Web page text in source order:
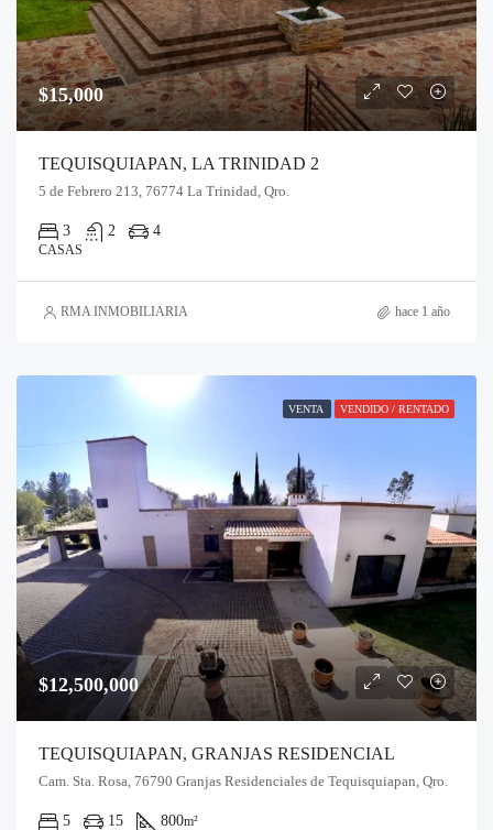
$15,000
TEQUISQUIAPAN, LA TRINIDAD 2
5 de Febrero 213, 76774 La Trinidad, Qro.
3 2 4
CASAS
RMA INMOBILIARIA hace 1 año
VENTA VENDIDO / RENTADO
$12,500,000
TEQUISQUIAPAN, GRANJAS RESIDENCIAL
Cam. Sta. Rosa, 76790 Granjas Residenciales de Tequisquiapan, Qro.
5 15 800m²